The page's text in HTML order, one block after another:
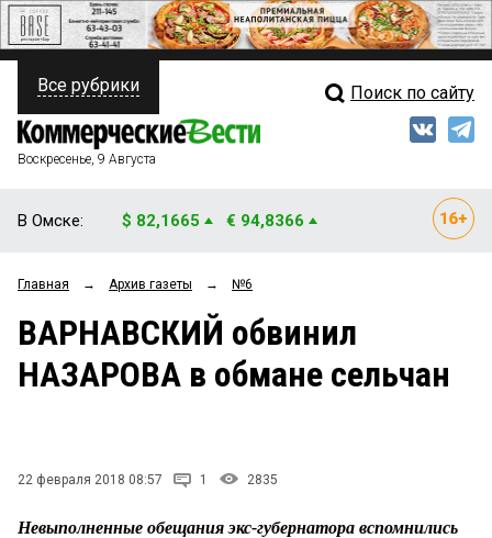
ПОЛИТИКА
ФИНАНСЫ
ОБЩЕСТВО
ЗАКОН
СТИЛЬ ЖИЗНИ
Свежий выпуск
Рейтинги
Блоги
Все рубрики Поиск по сайту
Воскресенье, 9 Августа
В Омске: $ 82,1665 € 94,8366
Главная → Архив газеты → №6
ВАРНАВСКИЙ обвинил
НАЗАРОВА в обмане сельчан
22 февраля 2018 08:57 1 2835
Невыполненные обещания экс-губернатора вспомнились